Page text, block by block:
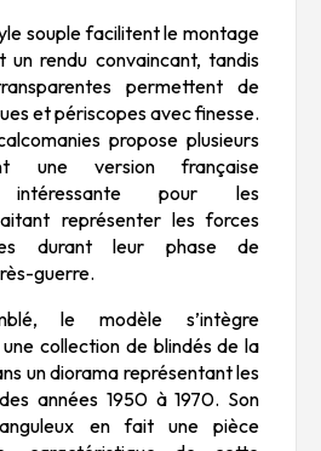
souple facilitent le montage
rendu convaincant, tandis
permettent de
et périscopes avec finesse.
propose plusieurs
une version française
intéressante pour les
représenter les forces
durant leur phase de
guerre.
le modèle s’intègre
collection de blindés de la
un diorama représentant les
années 1950 à 1970. Son
en fait une pièce